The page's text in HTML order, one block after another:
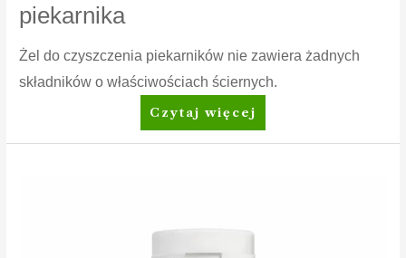
piekarnika
Żel do czyszczenia piekarników nie zawiera żadnych
składników o właściwościach ściernych.
Amway™
Żel
Czytaj więcej